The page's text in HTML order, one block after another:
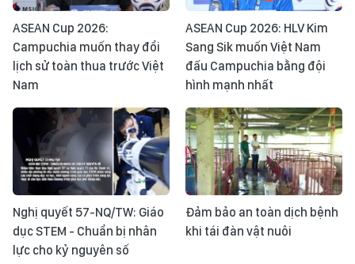
ASEAN Cup 2026:
Campuchia muốn thay đổi
lịch sử toàn thua trước Việt
Nam
ASEAN Cup 2026: HLV Kim
Sang Sik muốn Việt Nam
đấu Campuchia bằng đội
hình mạnh nhất
Nghị quyết 57-NQ/TW: Giáo
dục STEM - Chuẩn bị nhân
lực cho kỷ nguyên số
Đảm bảo an toàn dịch bệnh
khi tái đàn vật nuôi